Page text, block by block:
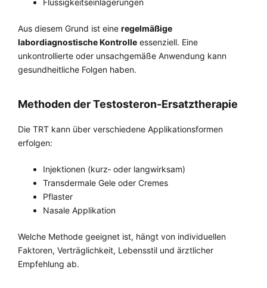
Flüssigkeitseinlagerungen
Aus diesem Grund ist eine regelmäßige
labordiagnostische Kontrolle essenziell. Eine
unkontrollierte oder unsachgemäße Anwendung kann
gesundheitliche Folgen haben.
Methoden der Testosteron-Ersatztherapie
Die TRT kann über verschiedene Applikationsformen
erfolgen:
Injektionen (kurz‑ oder langwirksam)
Transdermale Gele oder Cremes
Pflaster
Nasale Applikation
Welche Methode geeignet ist, hängt von individuellen
Faktoren, Verträglichkeit, Lebensstil und ärztlicher
Empfehlung ab.